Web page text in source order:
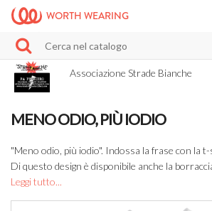
WORTH WEARING
Associazione Strade Bianche
MENO ODIO, PIÙ IODIO
"Meno odio, più iodio". Indossa la frase con la
Di questo design è disponibile anche la
Leggi tutto...